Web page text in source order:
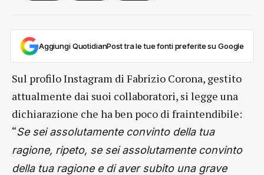
Aggiungi QuotidianPost tra le tue fonti preferite su Google
Sul profilo Instagram di Fabrizio Corona, gestito
attualmente dai suoi collaboratori, si legge una
dichiarazione che ha ben poco di fraintendibile:
“Se sei assolutamente convinto della tua
ragione, ripeto, se sei assolutamente convinto
della tua ragione e di aver subito una grave